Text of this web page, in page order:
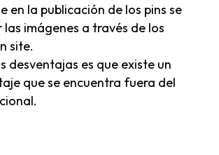
en la publicación de los pins se
las imágenes a través de los
site.
desventajas es que existe un
que se encuentra fuera del